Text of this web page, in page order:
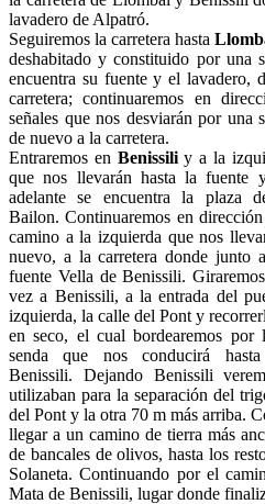
lavadero de Alpatró.
Seguiremos la carretera hasta
deshabitado y constituido por una
encuentra su fuente y el lavadero,
carretera; continuaremos en
señales que nos desviarán por una
de nuevo a la carretera.
Entraremos en Benissiliy a la
que nos llevarán hasta la fuente
adelante se encuentra la plaza
Bailon. Continuaremos en
camino a la izquierda que nos
nuevo, a la carretera donde junto
fuente Vella de Benissili.
vez a Benissili, a la entrada del
izquierda, la calle del Pont y
en seco, el cual bordearemos por
senda que nos conducirá
Benissili. Dejando Benissili
utilizaban para la separación del
del Pont y la otra 70 m más arriba.
llegar a un camino de tierra más
de bancales de olivos, hasta los
Solaneta. Continuando por el
Mata de Benissili, lugar donde